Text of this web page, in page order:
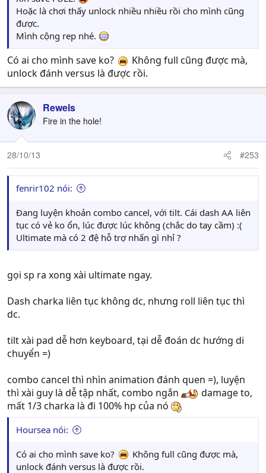
Hoặc là chơi thấy unlock nhiều nhiều rồi cho mình cũng
được.
Mình cộng rep nhé.
Có ai cho mình save ko?
Không full cũng được mà,
unlock đánh versus là được rồi.
Rewels
Fire in the hole!
28/10/13 #253
fenrir102 nói:
Đang luyện khoản combo cancel, với tilt. Cái dash AA liên
tục có vẻ ko ổn, lúc được lúc không (chắc do tay cầm) :(
Ultimate mà có 2 đệ hỗ trợ nhấn gì nhỉ ?
gọi sp ra xong xài ultimate ngay.
Dash charka liên tục không dc, nhưng roll liên tục thì
dc.
tilt xài pad dễ hơn keyboard, tại dễ đoán dc hướng di
chuyển =)
combo cancel thì nhìn animation đánh quen =), luyện
thì xài guy là dễ tập nhất, combo ngắn
damage to,
mất 1/3 charka là đi 100% hp của nó
Hoursea nói:
Có ai cho mình save ko?
Không full cũng được mà,
unlock đánh versus là được rồi.